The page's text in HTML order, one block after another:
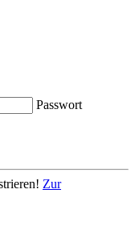
Passwort
Zur